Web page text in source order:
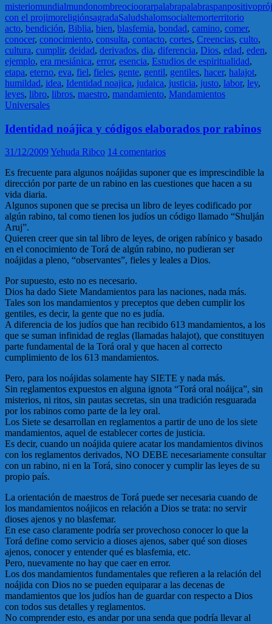
misteriomundialmundonombreocioorarpalabrapalabraspanpositivo
con el projimoreligiónsagradaSaludshalomsocialtemorterritorio
acto, bendición, Biblia, bien, blasfemia, bondad, camino, comer,
conocer, conocimiento, consulta, contacto, cortes, Creencias, culto,
cultura, cumplir, deidad, derivados, dia, diferencia, Dios, edad, eden,
ejemplo, era mesiánica, error, esencia, Estudios de espiritualidad,
etapa, eterno, eva, fiel, fieles, gente, gentil, gentiles, hacer, halajot,
humildad, idea, Identidad noajica, judaica, justicia, justo, labor, ley,
leyes, libro, libros, maestro, mandamiento, Mandamientos
Universales
Identidad noájica y códigos elaborados por rabinos
31/12/2009Yehuda Ribco 14 comentarios
Es frecuente para algunos noájidas suponer que es imprescindible la
dirección por parte de un rabino en las cuestiones que hacen a su
vida diaria.
Algunos suponen que se precisa un libro de leyes codificado por
algún rabino, tal como tienen los judíos un código llamado “Shulján
Aruj”.
Quieren creer que sin tal libro de leyes, de origen rabínico y basado
en el conocimiento de Torá de algún rabino, no pudieran ser
noájidas a pleno, “observantes”, fieles y leales a Dios.
Por supuesto, esto no es necesario.
Dios ha dado Siete Mandamientos para las naciones, nada más.
Tales son los mandamientos y preceptos que deben cumplir los
gentiles, es decir, la gente que no es judía.
A diferencia de los judíos que han recibido 613 mandamientos, a los
que se suman infinidad de reglas (llamadas halajot), que constituyen
parte fundamental de la Torá oral y que hacen al correcto
cumplimiento de los 613 mandamientos.
Pero, para los noájidas solamente hay SIETE y nada más.
Sin reglamentos expuestos en alguna ignota “Torá oral noáijca”, sin
misterios, ni ritos, sin pautas secretas, sin una tradición resguarada
por los rabinos como parte de la ley oral.
Los Siete se desarrollan en reglamentos a partir de uno de los siete
mandamientos, aquel de establecer cortes de justicia.
Es decir, cuando un noájida quiere acatar los mandamientos divinos
con los reglamentos derivados, NO DEBE necesariamente consultar
con un rabino, ni en la Torá, sino conocer y cumplir las leyes de su
propio país.
La orientación de maestros de Torá puede ser necesaria cuando de
los mandamientos noájicos en relación a Dios se trata: no servir
dioses ajenos y no blasfemar.
En ese caso claramente podría ser provechoso conocer lo que la
Torá define como servicio a dioses ajenos, saber qué son dioses
ajenos, conocer y entender qué es blasfemia, etc.
Pero, nuevamente no hay que caer en error.
Los dos mandamientos fundamentales que refieren a la relación del
noájida con Dios no se pueden equiparar a las decenas de
mandamientos que los judíos han de guardar con respecto a Dios
con todos sus detalles y reglamentos.
No comprender esto, es andar por una senda que podría llevar al